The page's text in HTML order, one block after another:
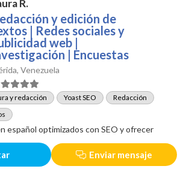
R.
y edición de
| Redes sociales y
web |
| Encuestas
Venezuela
y redacción Yoast SEO
Redacción
español optimizados con SEO y ofrecer
Enviar mensaje